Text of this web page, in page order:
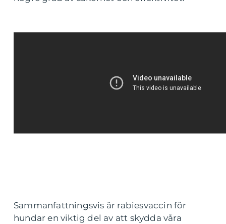
Sammanfattningsvis är rabiesvaccin för
hundar en viktig del av att skydda våra